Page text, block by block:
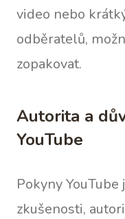
video nebo
odběratelů,
zopakovat.
Autorita a
YouTube
Pokyny
zkušenosti,